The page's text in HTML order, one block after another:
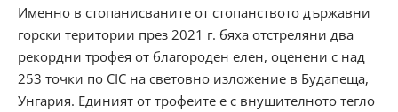
Именно в стопанисваните от стопанството държавни
горски територии през 2021 г. бяха отстреляни два
рекордни трофея от благороден елен, оценени с над
253 точки по CIC на световно изложение в Будапеща,
Унгария. Единият от трофеите е с внушителното тегло